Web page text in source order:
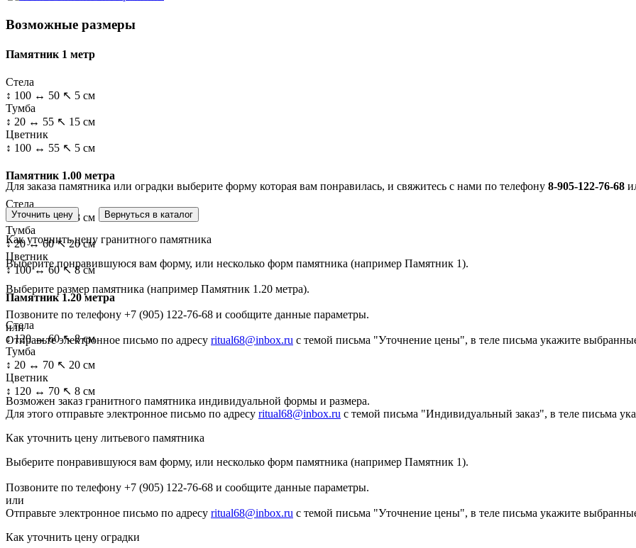
Возможные размеры
Памятник 1 метр
Стела
↕ 100 ↔ 50 ↖ 5 см
Тумба
↕ 20 ↔ 55 ↖ 15 см
Цветник
↕ 100 ↔ 55 ↖ 5 см
Памятник 1.00 метра
Стела
↕ 100 ↔ 50 ↖ 8 см
Тумба
↕ 20 ↔ 60 ↖ 20 см
Цветник
↕ 100 ↔ 60 ↖ 8 см
Памятник 1.20 метра
Стела
↕ 120 ↔ 60 ↖ 8 см
Тумба
↕ 20 ↔ 70 ↖ 20 см
Цветник
↕ 120 ↔ 70 ↖ 8 см
Для заказа памятника или оградки выберите форму которая вам понравилась, и свяжитесь с нами по телефону 8-905-122-76-68
Как уточнить цену гранитного памятника
Выберите понравившуюся вам форму, или несколько форм памятника (например Памятник 1).
Выберите размер памятника (например Памятник 1.20 метра).
Позвоните по телефону +7 (905) 122-76-68 и сообщите данные параметры.
или
Отправьте электронное письмо по адресу ritual68@inbox.ru с темой письма "Уточнение цены", в теле письма укажите
Возможен заказ гранитного памятника индивидуальной формы и размера.
Для этого отправьте электронное письмо по адресу ritual68@inbox.ru с темой письма "Индивидуальный заказ", в теле письма
Как уточнить цену литьевого памятника
Выберите понравившуюся вам форму, или несколько форм памятника (например Памятник 1).
Позвоните по телефону +7 (905) 122-76-68 и сообщите данные параметры.
или
Отправьте электронное письмо по адресу ritual68@inbox.ru с темой письма "Уточнение цены", в теле письма укажите
Как уточнить цену оградки